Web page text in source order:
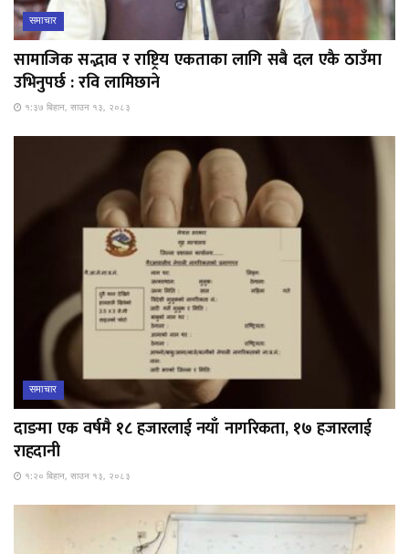
समाचार
सामाजिक सद्भाव र राष्ट्रिय एकताका लागि सबै दल एकै ठाउँमा
उभिनुपर्छ : रवि लामिछाने
१:३७ बिहान, साउन १३, २०८३
समाचार
दाङमा एक वर्षमै १८ हजारलाई नयाँ नागरिकता, १७ हजारलाई
राहदानी
१:२० बिहान, साउन १३, २०८३